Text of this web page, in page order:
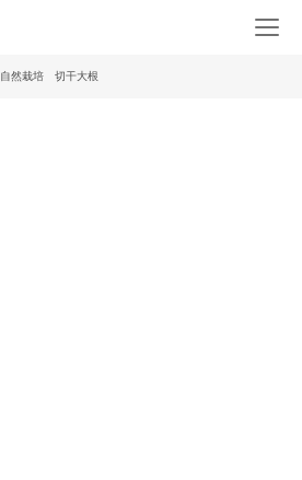
自然栽培 切干大根